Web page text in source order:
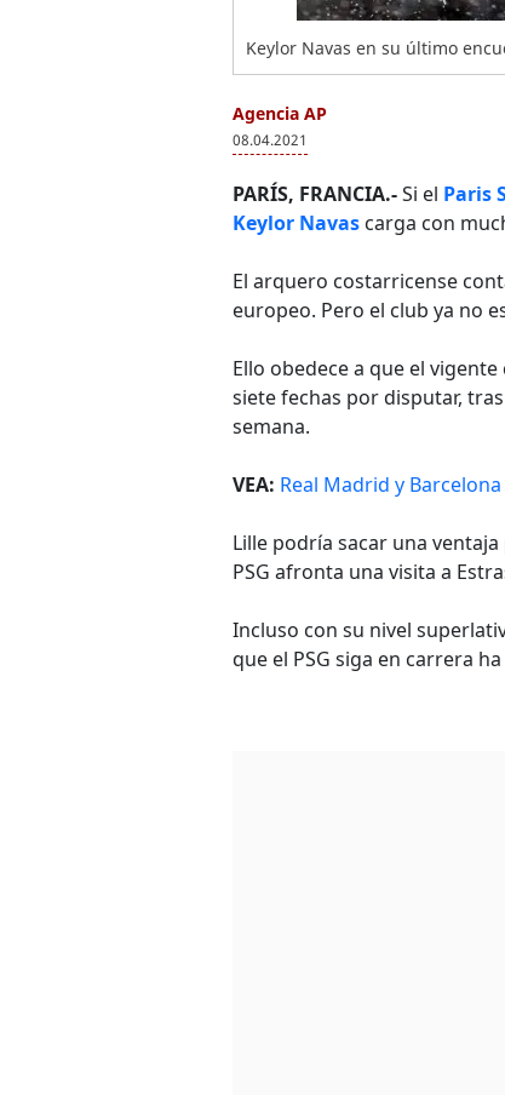
Keylor Navas en su último
Agencia AP
08.04.2021
PARÍS, FRANCIA.-Si el Paris
Keylor Navas carga con
El arquero costarricense
europeo. Pero el club ya no
Ello obedece a que el
siete fechas por disputar,
semana.
VEA: Real Madrid y
Lille podría sacar una
PSG afronta una visita a
Incluso con su nivel
que el PSG siga en carrera